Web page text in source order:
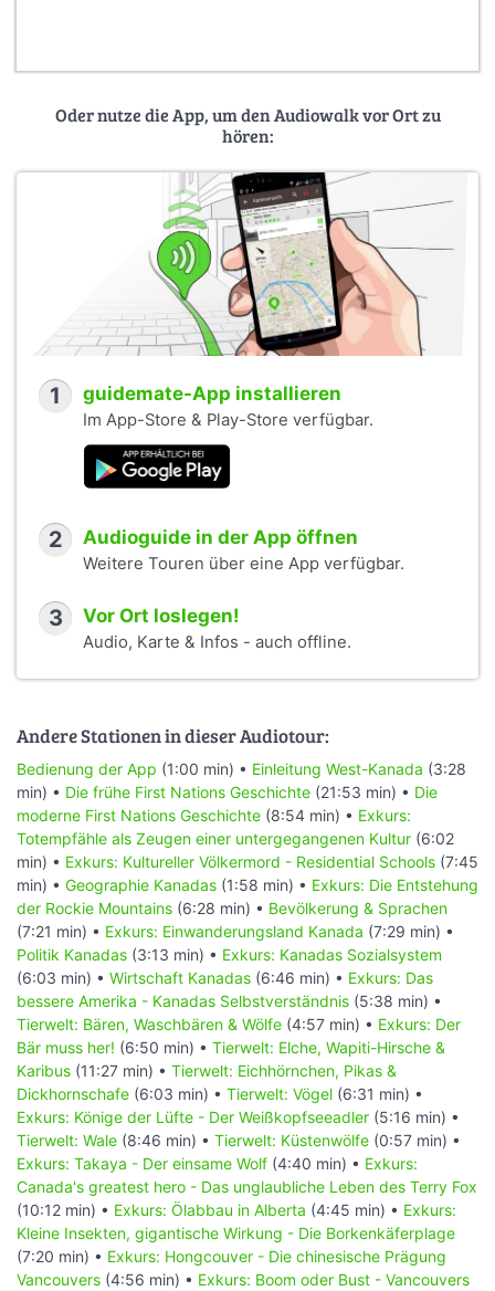
Oder nutze die App, um den Audiowalk vor Ort zu
hören:
1 guidemate-App installieren
Im App-Store & Play-Store verfügbar.
2 Audioguide in der App öffnen
Weitere Touren über eine App verfügbar.
3 Vor Ort loslegen!
Audio, Karte & Infos - auch offline.
Andere Stationen in dieser Audiotour:
Bedienung der App (1:00 min) • Einleitung West-Kanada (3:28
min) • Die frühe First Nations Geschichte (21:53 min) • Die
moderne First Nations Geschichte (8:54 min) • Exkurs:
Totempfähle als Zeugen einer untergegangenen Kultur (6:02
min) • Exkurs: Kultureller Völkermord - Residential Schools (7:45
min) • Geographie Kanadas (1:58 min) • Exkurs: Die Entstehung
der Rockie Mountains (6:28 min) • Bevölkerung & Sprachen
(7:21 min) • Exkurs: Einwanderungsland Kanada (7:29 min) •
Politik Kanadas (3:13 min) • Exkurs: Kanadas Sozialsystem
(6:03 min) • Wirtschaft Kanadas (6:46 min) • Exkurs: Das
bessere Amerika - Kanadas Selbstverständnis (5:38 min) •
Tierwelt: Bären, Waschbären & Wölfe (4:57 min) • Exkurs: Der
Bär muss her! (6:50 min) • Tierwelt: Elche, Wapiti-Hirsche &
Karibus (11:27 min) • Tierwelt: Eichhörnchen, Pikas &
Dickhornschafe (6:03 min) • Tierwelt: Vögel (6:31 min) •
Exkurs: Könige der Lüfte - Der Weißkopfseeadler (5:16 min) •
Tierwelt: Wale (8:46 min) • Tierwelt: Küstenwölfe (0:57 min) •
Exkurs: Takaya - Der einsame Wolf (4:40 min) • Exkurs:
Canada's greatest hero - Das unglaubliche Leben des Terry Fox
(10:12 min) • Exkurs: Ölabbau in Alberta (4:45 min) • Exkurs:
Kleine Insekten, gigantische Wirkung - Die Borkenkäferplage
(7:20 min) • Exkurs: Hongcouver - Die chinesische Prägung
Vancouvers (4:56 min) • Exkurs: Boom oder Bust - Vancouvers